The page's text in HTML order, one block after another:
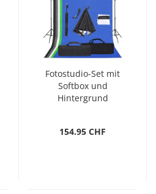
Fotostudio-Set mit
Softbox und
Hintergrund
154.95 CHF